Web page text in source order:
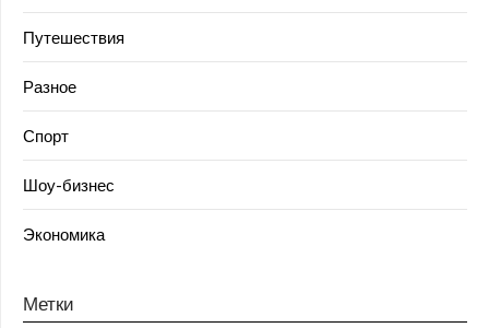
Путешествия
Разное
Спорт
Шоу-бизнес
Экономика
Метки